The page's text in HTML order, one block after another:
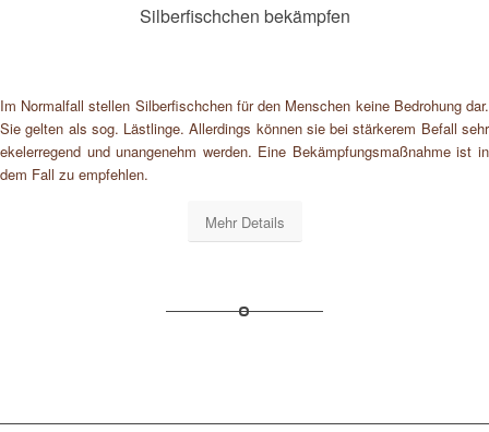
Silberfischchen bekämpfen
Im Normalfall stellen Silberfischchen für den Menschen keine Bedrohung dar.
Sie gelten als sog. Lästlinge. Allerdings können sie bei stärkerem Befall sehr
ekelerregend und unangenehm werden. Eine Bekämpfungsmaßnahme ist in
dem Fall zu empfehlen.
Mehr Details